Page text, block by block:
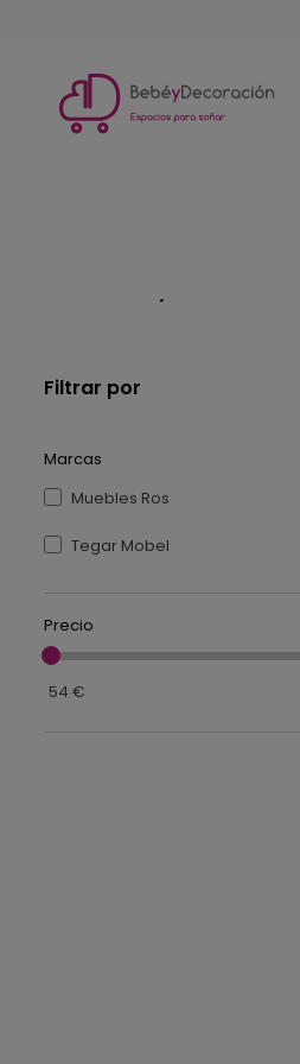
Filtrar por
Marcas
Muebles Ros
Tegar Mobel
Precio
54 €